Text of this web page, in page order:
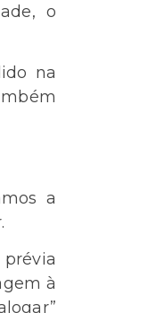
o
na
a
à